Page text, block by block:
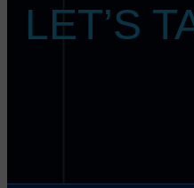
LET’S